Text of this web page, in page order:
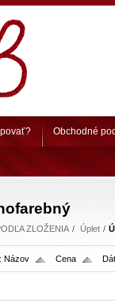
Obchodné
ZLOŽENIA Úplet
Názov Cena